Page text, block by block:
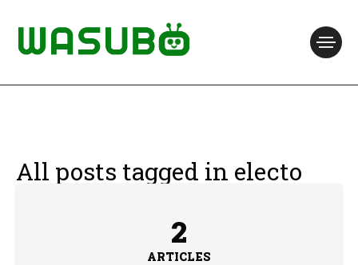
All posts tagged in electo
2
ARTICLES